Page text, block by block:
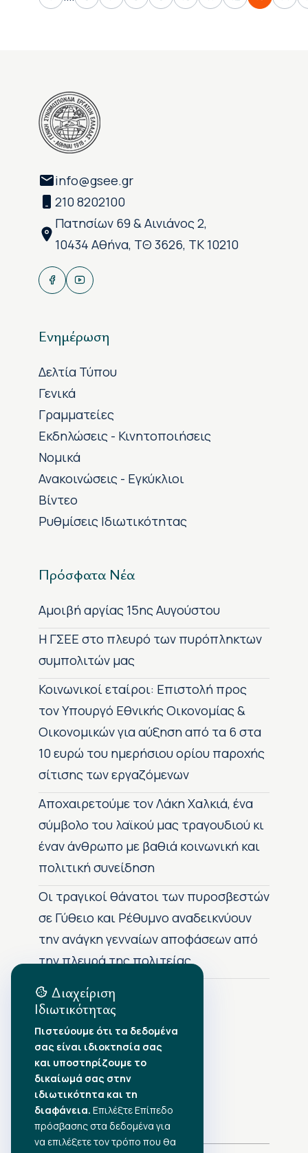
info@gsee.gr
210 8202100
Πατησίων 69 & Αινιάνος 2,
10434 Αθήνα, ΤΘ 3626, ΤΚ 10210
Ενημέρωση
Δελτία Τύπου
Γενικά
Γραμματείες
Εκδηλώσεις - Κινητοποιήσεις
Νομικά
Ανακοινώσεις - Εγκύκλιοι
Βίντεο
Ρυθμίσεις Ιδιωτικότητας
Πρόσφατα Νέα
Αμοιβή αργίας 15ης Αυγούστου
H ΓΣΕΕ στο πλευρό των πυρόπληκτων
συμπολιτών μας
Κοινωνικοί εταίροι: Επιστολή προς
τον Υπουργό Εθνικής Οικονομίας &
Οικονομικών για αύξηση από τα 6 στα
10 ευρώ του ημερήσιου ορίου παροχής
σίτισης των εργαζόμενων
Αποχαιρετούμε τον Λάκη Χαλκιά, ένα
σύμβολο του λαϊκού μας τραγουδιού κι
έναν άνθρωπο με βαθιά κοινωνική και
πολιτική συνείδηση
Οι τραγικοί θάνατοι των πυροσβεστών
σε Γύθειο και Ρέθυμνο αναδεικνύουν
την ανάγκη γενναίων αποφάσεων από
την πλευρά της πολιτείας
Αρχείο Δημοσιεύσεων
•Αύγουστος 2026
•Ιούλιος 2026
•Ιούνιος 2026
•Μάιος 2026
•Απρίλιος 2026
•Μάρτιος 2026
Διαχείριση
Ιδιωτικότητας
Πιστεύουμε ότι τα δεδομένα
σας είναι ιδιοκτησία σας
και υποστηρίζουμε το
δικαίωμά σας στην
ιδιωτικότητα και τη
διαφάνεια. Επιλέξτε Επίπεδο
πρόσβασης στα δεδομένα για
να επιλέξετε τον τρόπο που θα